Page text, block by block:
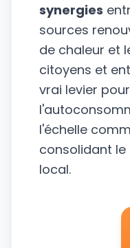
synergies
sources
de chaleur et
citoyens et
vrai levier
l'échelle
consolidant
local.